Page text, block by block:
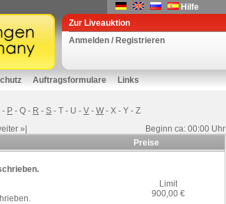
Hilfe
Zur Liveauktion
Anmelden / Registrieren
Auftragsformulare Links
- P - Q - R - S - T - U - V - W - X - Y - Z
Beginn ca: 00:00 Uhr
»|
Preise
Limit
900,00 €